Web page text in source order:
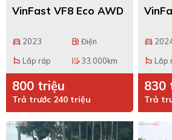
VinFast VF8 Eco AWD
directions_car 2023 local_gas_station Điện
emoji_flags Lắp ráp edit_road 33.000km
800 triệu
Trả trước 240 triệu
directions_car
emoji_flags Lắp
830
Trả